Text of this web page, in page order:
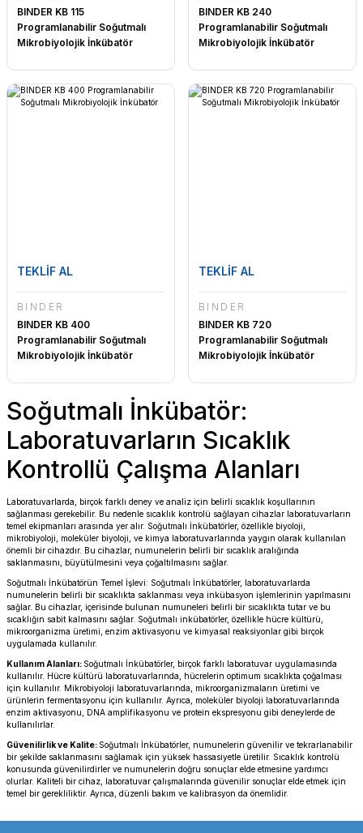
BINDER KB 115
Programlanabilir Soğutmalı
Mikrobiyolojik İnkübatör
BINDER KB 240
Programlanabilir Soğutmalı
Mikrobiyolojik İnkübatör
TEKLİF AL
BINDER
BINDER KB 400
Programlanabilir Soğutmalı
Mikrobiyolojik İnkübatör
TEKLİF AL
BINDER
BINDER KB 720
Programlanabilir Soğutmalı
Mikrobiyolojik İnkübatör
Soğutmalı İnkübatör:
Laboratuvarların Sıcaklık
Kontrollü Çalışma Alanları
Laboratuvarlarda, birçok farklı deney ve analiz için belirli sıcaklık koşullarının
sağlanması gerekebilir. Bu nedenle sıcaklık kontrolü sağlayan cihazlar laboratuvarların
temel ekipmanları arasında yer alır. Soğutmalı İnkübatörler, özellikle biyoloji,
mikrobiyoloji, moleküler biyoloji, ve kimya laboratuvarlarında yaygın olarak kullanılan
önemli bir cihazdır. Bu cihazlar, numunelerin belirli bir sıcaklık aralığında
saklanmasını, büyütülmesini veya çoğaltılmasını sağlar.
Soğutmalı İnkübatörün Temel İşlevi: Soğutmalı İnkübatörler, laboratuvarlarda
numunelerin belirli bir sıcaklıkta saklanması veya inkübasyon işlemlerinin yapılmasını
sağlar. Bu cihazlar, içerisinde bulunan numuneleri belirli bir sıcaklıkta tutar ve bu
sıcaklığın sabit kalmasını sağlar. Soğutmalı inkübatörler, özellikle hücre kültürü,
mikroorganizma üretimi, enzim aktivasyonu ve kimyasal reaksiyonlar gibi birçok
uygulamada kullanılır.
Kullanım Alanları: Soğutmalı İnkübatörler, birçok farklı laboratuvar uygulamasında
kullanılır. Hücre kültürü laboratuvarlarında, hücrelerin optimum sıcaklıkta çoğalması
için kullanılır. Mikrobiyoloji laboratuvarlarında, mikroorganizmaların üretimi ve
ürünlerin fermentasyonu için kullanılır. Ayrıca, moleküler biyoloji laboratuvarlarında
enzim aktivasyonu, DNA amplifikasyonu ve protein ekspresyonu gibi deneylerde de
kullanılırlar.
Güvenilirlik ve Kalite: Soğutmalı İnkübatörler, numunelerin güvenilir ve tekrarlanabilir
bir şekilde saklanmasını sağlamak için yüksek hassasiyetle üretilir. Sıcaklık kontrolü
konusunda güvenilirdirler ve numunelerin doğru sonuçlar elde etmesine yardımcı
olurlar. Kaliteli bir cihaz, laboratuvar çalışmalarında güvenilir sonuçlar elde etmek için
temel bir gerekliliktir. Ayrıca, düzenli bakım ve kalibrasyon da önemlidir.